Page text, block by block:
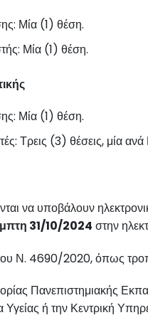
Μία (1) θέση.
Μία (1) θέση.
Μία (1) θέση.
Τρεις (3) θέσεις, μία
να υποβάλουν
31/10/2024 στην
Ν. 4690/2020, όπως
Πανεπιστημιακής
ή την Κεντρική